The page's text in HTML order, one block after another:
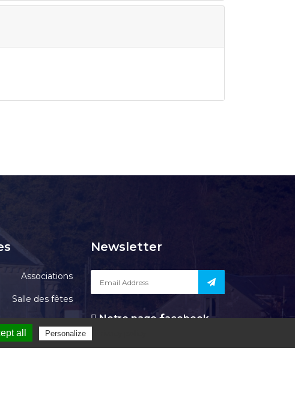
Associations
Salle des fêtes
Contact
Newsletter
Notre page acebook
all Personalize